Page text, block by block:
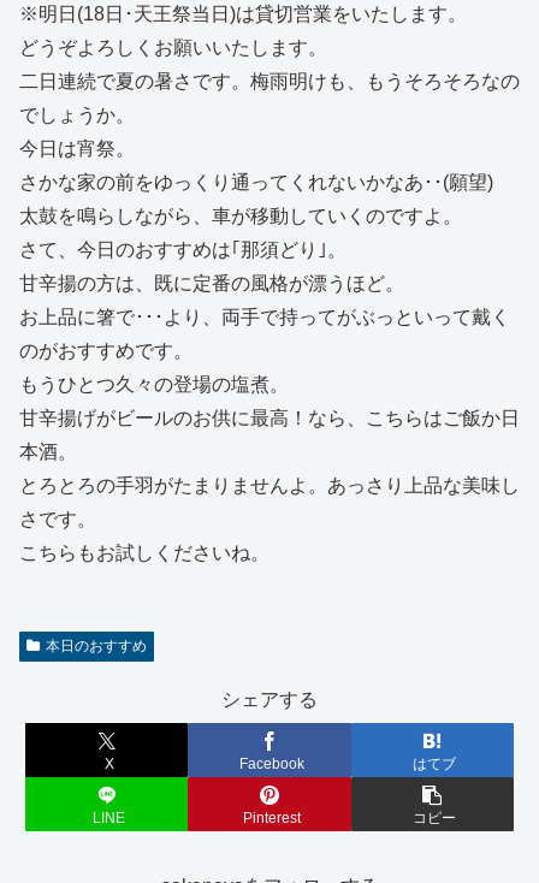
※明日(18日･天王祭当日)は貸切営業をいたします。
どうぞよろしくお願いいたします。
二日連続で夏の暑さです。梅雨明けも、もうそろそろなの
でしょうか。
今日は宵祭。
さかな家の前をゆっくり通ってくれないかなあ･･(願望)
太鼓を鳴らしながら、車が移動していくのですよ。
さて、今日のおすすめは｢那須どり｣。
甘辛揚の方は、既に定番の風格が漂うほど。
お上品に箸で･･･より、両手で持ってがぶっといって戴く
のがおすすめです。
もうひとつ久々の登場の塩煮。
甘辛揚げがビールのお供に最高！なら、こちらはご飯か日
本酒。
とろとろの手羽がたまりませんよ。あっさり上品な美味し
さです。
こちらもお試しくださいね。
本日のおすすめ
シェアする
X Facebook はてブ
LINE Pinterest コピー